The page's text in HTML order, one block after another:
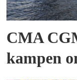
CMA
kampen